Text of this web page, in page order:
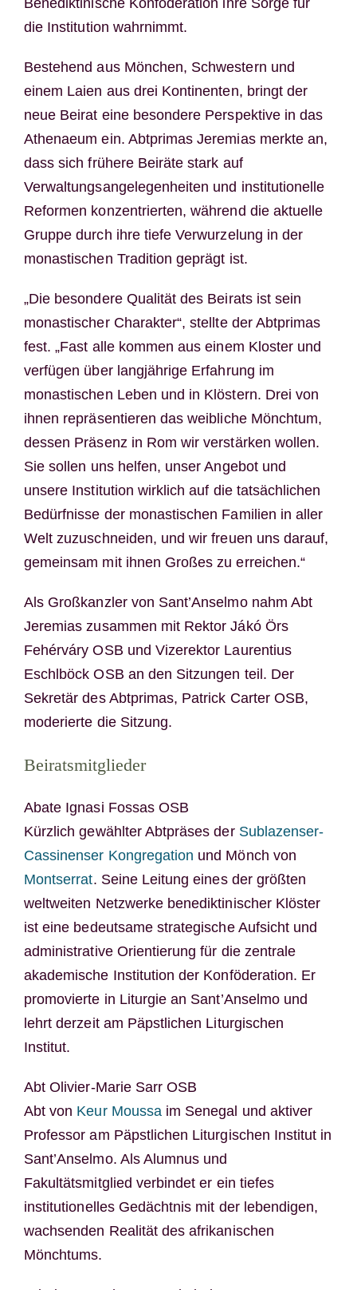
Benediktinische Konföderation ihre Sorge für
die Institution wahrnimmt.
Bestehend aus Mönchen, Schwestern und
einem Laien aus drei Kontinenten, bringt der
neue Beirat eine besondere Perspektive in das
Athenaeum ein. Abtprimas Jeremias merkte an,
dass sich frühere Beiräte stark auf
Verwaltungsangelegenheiten und institutionelle
Reformen konzentrierten, während die aktuelle
Gruppe durch ihre tiefe Verwurzelung in der
monastischen Tradition geprägt ist.
„Die besondere Qualität des Beirats ist sein
monastischer Charakter“, stellte der Abtprimas
fest. „Fast alle kommen aus einem Kloster und
verfügen über langjährige Erfahrung im
monastischen Leben und in Klöstern. Drei von
ihnen repräsentieren das weibliche Mönchtum,
dessen Präsenz in Rom wir verstärken wollen.
Sie sollen uns helfen, unser Angebot und
unsere Institution wirklich auf die tatsächlichen
Bedürfnisse der monastischen Familien in aller
Welt zuzuschneiden, und wir freuen uns darauf,
gemeinsam mit ihnen Großes zu erreichen.“
Als Großkanzler von Sant’Anselmo nahm Abt
Jeremias zusammen mit Rektor Jákó Örs
Fehérváry OSB und Vizerektor Laurentius
Eschlböck OSB an den Sitzungen teil. Der
Sekretär des Abtprimas, Patrick Carter OSB,
moderierte die Sitzung.
Beiratsmitglieder
Abate Ignasi Fossas OSB
Kürzlich gewählter Abtpräses der Sublazenser-
Cassinenser Kongregation und Mönch von
Montserrat. Seine Leitung eines der größten
weltweiten Netzwerke benediktinischer Klöster
ist eine bedeutsame strategische Aufsicht und
administrative Orientierung für die zentrale
akademische Institution der Konföderation. Er
promovierte in Liturgie an Sant’Anselmo und
lehrt derzeit am Päpstlichen Liturgischen
Institut.
Abt Olivier-Marie Sarr OSB
Abt von Keur Moussaim Senegal und aktiver
Professor am Päpstlichen Liturgischen Institut in
Sant’Anselmo. Als Alumnus und
Fakultätsmitglied verbindet er ein tiefes
institutionelles Gedächtnis mit der lebendigen,
wachsenden Realität des afrikanischen
Mönchtums.